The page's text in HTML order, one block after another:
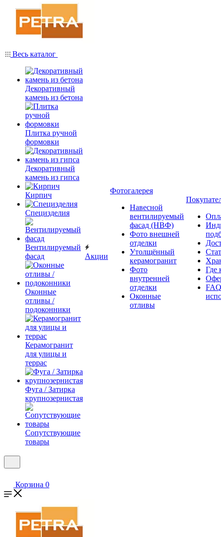
Весь каталог
Декоративный
камень из бетона
Плитка ручной
формовки
Декоративный
камень из гипса
Кирпич
Специзделия
Вентилируемый
фасад
Оконные
отливы /
подоконники
Керамогранит
для улицы и
террас
Фуга / Затирка
крупнозернистая
Сопутствующие
товары
Акции
Фотогалерея
Навесной
вентилируемый
фасад (НВФ)
Фото внешней
отделки
Утолщённый
керамогранит
Фото
внутренней
отделки
Оконные
отливы
Где
Корзина 0